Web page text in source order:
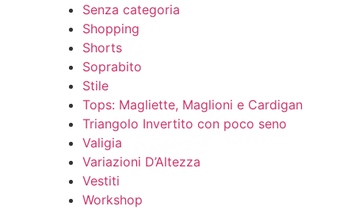
Senza categoria
Shopping
Shorts
Soprabito
Stile
Tops: Magliette, Maglioni e Cardigan
Triangolo Invertito con poco seno
Valigia
Variazioni D’Altezza
Vestiti
Workshop